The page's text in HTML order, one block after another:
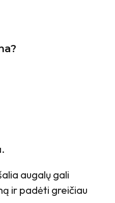
augalų gali
ir padėti greičiau